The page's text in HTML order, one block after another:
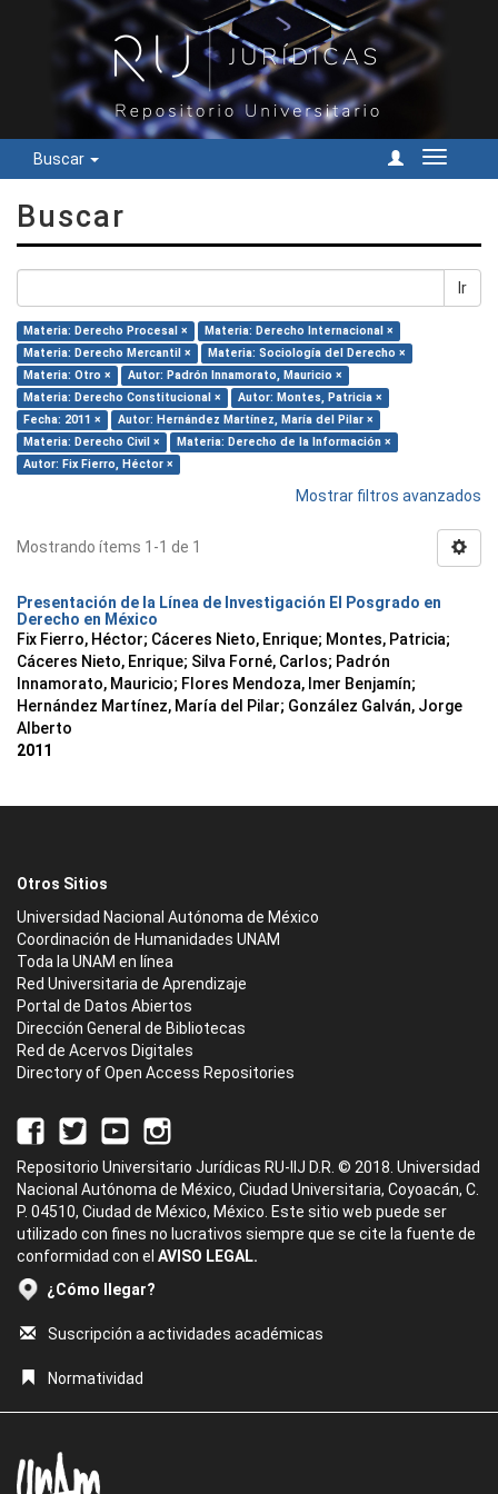
Buscar
Cambiar
Buscar
Ir
Materia: Derecho Procesal ×
Materia: Derecho Internacional ×
Materia: Derecho Mercantil ×
Materia: Sociología del Derecho ×
Materia: Otro ×
Autor: Padrón Innamorato, Mauricio ×
Materia: Derecho Constitucional ×
Autor: Montes, Patricia ×
Fecha: 2011 ×
Autor: Hernández Martínez, María del Pilar ×
Materia: Derecho Civil ×
Materia: Derecho de la Información ×
Autor: Fix Fierro, Héctor ×
Mostrar filtros avanzados
Mostrando ítems 1-1 de 1
Presentación de la Línea de Investigación El Posgrado en
Derecho en México
Fix Fierro, Héctor; Cáceres Nieto, Enrique; Montes, Patricia;
Cáceres Nieto, Enrique; Silva Forné, Carlos; Padrón
Innamorato, Mauricio; Flores Mendoza, Imer Benjamín;
Hernández Martínez, María del Pilar; González Galván, Jorge
Alberto
2011
Otros Sitios
Universidad Nacional Autónoma de México
Coordinación de Humanidades UNAM
Toda la UNAM en línea
Red Universitaria de Aprendizaje
Portal de Datos Abiertos
Dirección General de Bibliotecas
Red de Acervos Digitales
Directory of Open Access Repositories
Repositorio Universitario Jurídicas RU-IIJ D.R. © 2018. Universidad
Nacional Autónoma de México, Ciudad Universitaria, Coyoacán, C.
P. 04510, Ciudad de México, México. Este sitio web puede ser
utilizado con fines no lucrativos siempre que se cite la fuente de
conformidad con el AVISO LEGAL.
¿Cómo llegar?
Suscripción a actividades académicas
Normatividad